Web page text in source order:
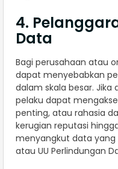
4.
Data
Bagi perusahaan atau
dapat menyebabkan
dalam skala besar. Jika
pelaku dapat
penting, atau rahasia
kerugian reputasi
menyangkut data yang
atau UU Perlindungan